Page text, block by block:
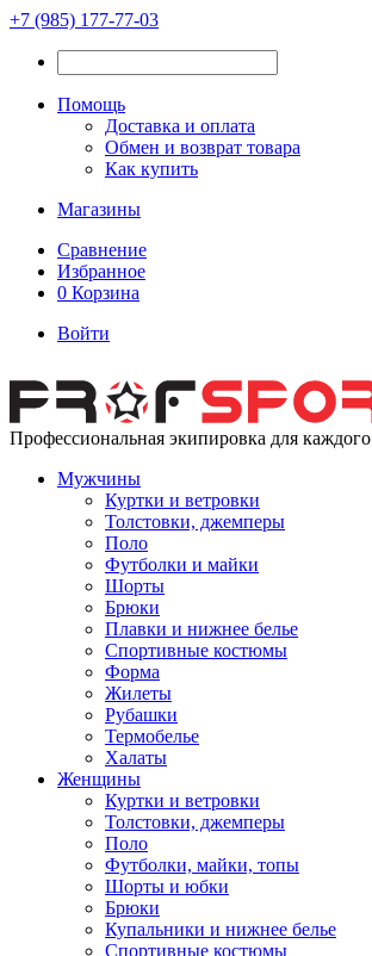
+7 (985) 177-77-03
Помощь
Доставка и оплата
Обмен и возврат товара
Как купить
Магазины
Сравнение
Избранное
0 Корзина
Войти
Профессиональная экипировка для каждого
Мужчины
Куртки и ветровки
Толстовки, джемперы
Поло
Футболки и майки
Шорты
Брюки
Плавки и нижнее белье
Спортивные костюмы
Форма
Жилеты
Рубашки
Термобелье
Халаты
Женщины
Куртки и ветровки
Толстовки, джемперы
Поло
Футболки, майки, топы
Шорты и юбки
Брюки
Купальники и нижнее белье
Спортивные костюмы